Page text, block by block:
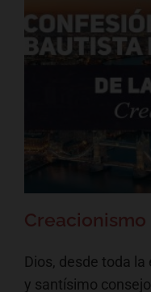
Confesión
Creacionismo
Dios, desde toda
y santísimo